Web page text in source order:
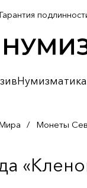
Нумизматика
Гарантия
/ Монеты